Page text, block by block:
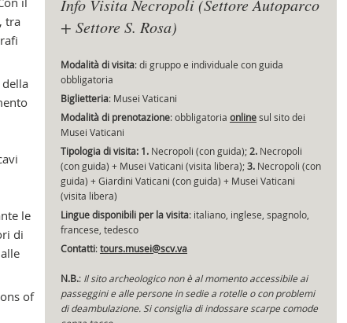
tra
le
di
of
Info Visita Necropoli (Settore Autoparco
+ Settore S. Rosa)
Modalità di visita: di gruppo e individuale con guida
obbligatoria
Biglietteria: Musei Vaticani
Modalità di prenotazione: obbligatoria onlinesul sito dei
Musei Vaticani
Tipologia di visita: 1.Necropoli (con guida);2.Necropoli
(con guida) + Musei Vaticani (visita libera);3.Necropoli (con
guida) + Giardini Vaticani (con guida) + Musei Vaticani
(visita libera)
Lingue disponibili per la visita: italiano, inglese, spagnolo,
francese, tedesco
Contatti:tours.musei@scv.va
N.B.: Il sito archeologico non è al momento accessibile ai
passeggini e alle persone in sedie a rotelle o con problemi
di deambulazione. Si consiglia di indossare scarpe comode